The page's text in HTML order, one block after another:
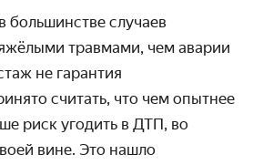
случаев
травмами, чем аварии
не гарантия
считать, что чем опытнее
риск угодить в ДТП, во
вине. Это нашло